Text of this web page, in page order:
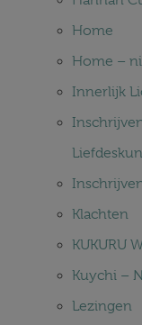
Home
Home –
Innerlijk
Klachten
KUKURU
Kuychi –
Lezingen